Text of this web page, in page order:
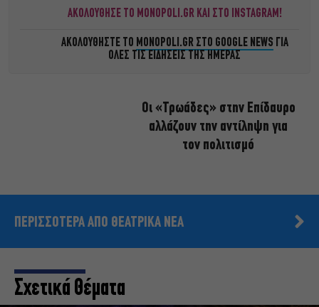
ΑΚΟΛΟΥΘΗΣΕ ΤΟ MONOPOLI.GR ΚΑΙ ΣΤΟ INSTAGRAM!
ΑΚΟΛΟΥΘΗΣΤΕ ΤΟ MONOPOLI.GR ΣΤΟ GOOGLE NEWS ΓΙΑ
ΟΛΕΣ ΤΙΣ ΕΙΔΗΣΕΙΣ ΤΗΣ ΗΜΕΡΑΣ
Οι «Τρωάδες» στην Επίδαυρο
αλλάζουν την αντίληψη για
τον πολιτισμό
ΠΕΡΙΣΣΟΤΕΡΑ ΑΠΟ ΘΕΑΤΡΙΚΑ ΝΕΑ
Σχετικά Θέματα